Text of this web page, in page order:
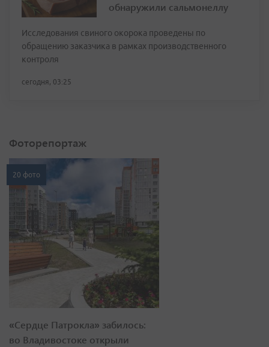
обнаружили сальмонеллу
Исследования свиного окорока проведены по
обращению заказчика в рамках производственного
контроля
сегодня, 03:25
Фоторепортаж
20 фото
«Сердце Патрокла» забилось:
во Владивостоке открыли